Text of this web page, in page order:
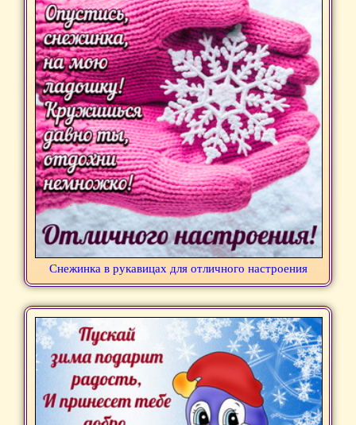
Снежинка в рукавицах для отличного настроения